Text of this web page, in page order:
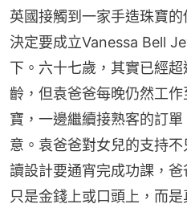
英國接觸到一家手造珠寶
決定要成立Vanessa Bell
下。六十七歲，其實已經
齡，但袁爸爸每晚仍然工
寶，一邊繼續接熟客的訂
意。袁爸爸對女兒的支持
讀設計要通宵完成功課，
只是金錢上或口頭上，而